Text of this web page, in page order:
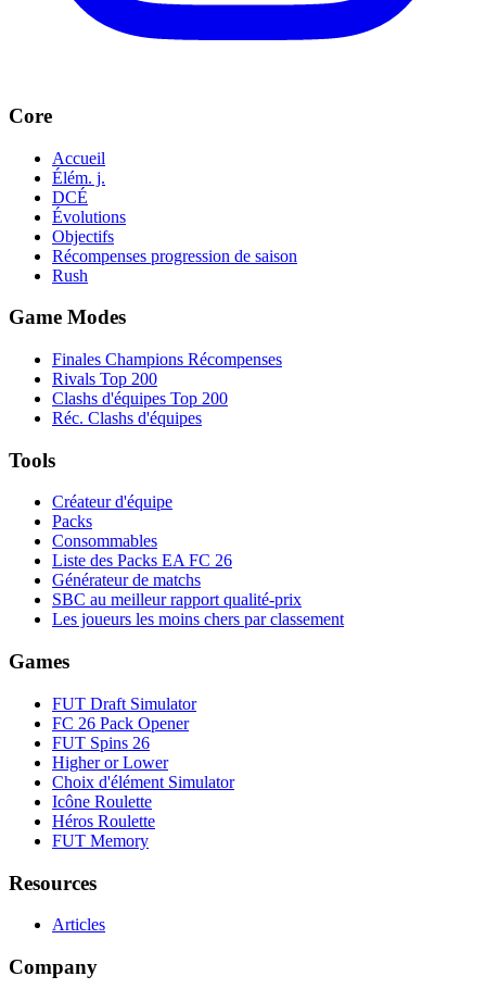
Core
Accueil
Élém. j.
DCÉ
Évolutions
Objectifs
Récompenses progression de saison
Rush
Game Modes
Finales Champions Récompenses
Rivals Top 200
Clashs d'équipes Top 200
Réc. Clashs d'équipes
Tools
Créateur d'équipe
Packs
Consommables
Liste des Packs EA FC 26
Générateur de matchs
SBC au meilleur rapport qualité-prix
Les joueurs les moins chers par classement
Games
FUT Draft Simulator
FC 26 Pack Opener
FUT Spins 26
Higher or Lower
Choix d'élément Simulator
Icône Roulette
Héros Roulette
FUT Memory
Resources
Articles
Company